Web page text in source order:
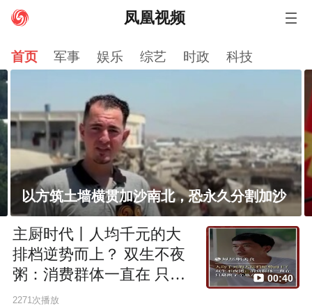
凤凰视频
资讯 娱乐 财经 卫视 军事 科技
图片
美食
健康 VIP 文化
NBA
尚品 风财讯 有声 佛教文化
首页 军事 娱乐 综艺 时政 科技
金与正：日本不顾其战犯国地位，不断获取
更多攻击性手段，朝鲜绝不会袖手旁观
主厨时代丨人均千元的大
排档逆势而上？ 双生不夜
粥：消费群体一直在 只是
换了个地方
2271次播放
00:40